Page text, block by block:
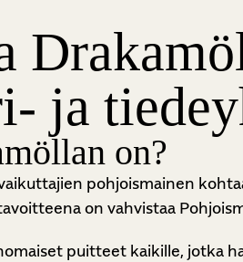
ja
on?
pohjoismainen
on vahvistaa
puitteet kaikille, jotka